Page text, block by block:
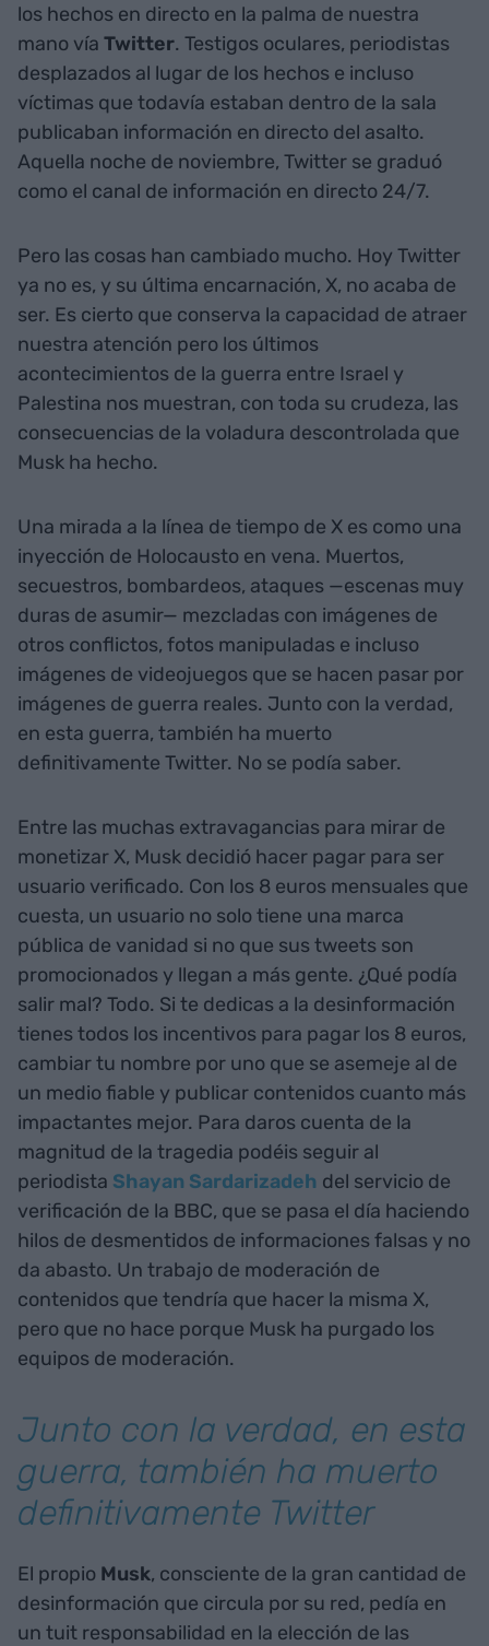
los hechos en directo en la palma de nuestra
mano vía Twitter. Testigos oculares, periodistas
desplazados al lugar de los hechos e incluso
víctimas que todavía estaban dentro de la sala
publicaban información en directo del asalto.
Aquella noche de noviembre, Twitter se graduó
como el canal de información en directo 24/7.
Pero las cosas han cambiado mucho. Hoy Twitter
ya no es, y su última encarnación, X, no acaba de
ser. Es cierto que conserva la capacidad de atraer
nuestra atención pero los últimos
acontecimientos de la guerra entre Israel y
Palestina nos muestran, con toda su crudeza, las
consecuencias de la voladura descontrolada que
Musk ha hecho.
Una mirada a la línea de tiempo de X es como una
inyección de Holocausto en vena. Muertos,
secuestros, bombardeos, ataques —escenas muy
duras de asumir— mezcladas con imágenes de
otros conflictos, fotos manipuladas e incluso
imágenes de videojuegos que se hacen pasar por
imágenes de guerra reales. Junto con la verdad,
en esta guerra, también ha muerto
definitivamente Twitter. No se podía saber.
Entre las muchas extravagancias para mirar de
monetizar X, Musk decidió hacer pagar para ser
usuario verificado. Con los 8 euros mensuales que
cuesta, un usuario no solo tiene una marca
pública de vanidad si no que sus tweets son
promocionados y llegan a más gente. ¿Qué podía
salir mal? Todo. Si te dedicas a la desinformación
tienes todos los incentivos para pagar los 8 euros,
cambiar tu nombre por uno que se asemeje al de
un medio fiable y publicar contenidos cuanto más
impactantes mejor. Para daros cuenta de la
magnitud de la tragedia podéis seguir al
periodista Shayan Sardarizadeh del servicio de
verificación de la BBC, que se pasa el día haciendo
hilos de desmentidos de informaciones falsas y no
da abasto. Un trabajo de moderación de
contenidos que tendría que hacer la misma X,
pero que no hace porque Musk ha purgado los
equipos de moderación.
Junto con la verdad, en esta
guerra, también ha muerto
definitivamente Twitter
El propio Musk, consciente de la gran cantidad de
desinformación que circula por su red, pedía en
un tuit responsabilidad en la elección de las